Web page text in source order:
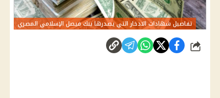
تفاصيل شهادات الادخار التي يصدرها بنك فيصل الإسلامي المصري
شارك